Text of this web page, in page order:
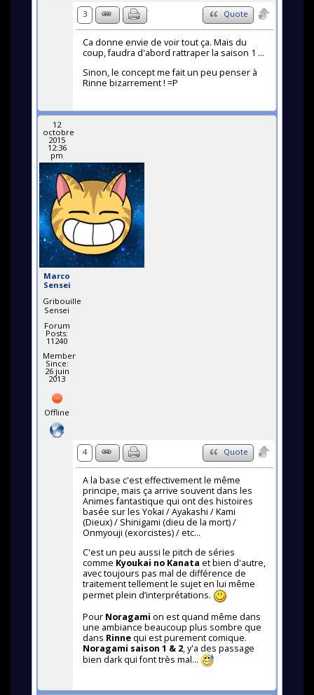
3
Quote
Ca donne envie de voir tout ça. Mais du
coup, faudra d'abord rattraper la saison 1 ...
Sinon, le concept me fait un peu penser à
Rinne bizarrement ! =P
12
octobre
2015
12:36
pm
Marco
Sensei
Gribouille
Sensei
Forum
Posts:
11240
Member
Since:
26 juin
2013
Offline
4 Quote
A la base c'est effectivement le même
principe, mais ça arrive souvent dans les
Animes fantastique qui ont des histoires
basée sur les Yokai / Ayakashi / Kami
(Dieux) / Shinigami (dieu de la mort) /
Onmyouji (exorcistes) / etc...
C'est un peu aussi le pitch de séries
comme Kyoukai no Kanata et bien d'autre,
avec toujours pas mal de différence de
traitement tellement le sujet en lui même
permet plein d’interprétations.
Pour Noragami on est quand même dans
une ambiance beaucoup plus sombre que
dans Rinnequi est purement comique.
Noragami saison 1 & 2, y'a des passage
bien dark qui font très mal...